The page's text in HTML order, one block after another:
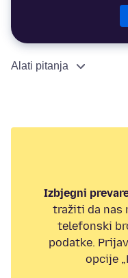
Alati pitanja
Izbjegni
tražiti da nas
telefonski
podatke.
opcije